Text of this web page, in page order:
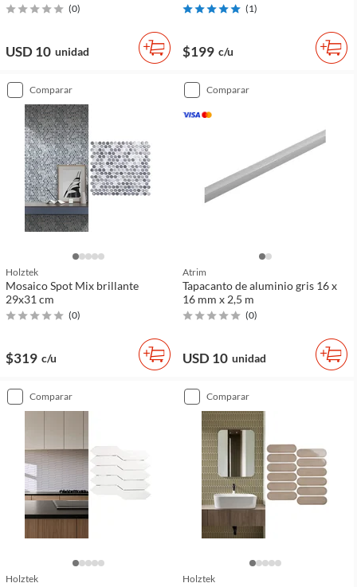
(0)
USD 10 unidad
(1)
$199 c/u
comparar
Holztek
Mosaico Spot Mix brillante
29x31 cm
(0)
$319 c/u
comparar
Atrim
Tapacanto de aluminio gris 16 x
16 mm x 2,5 m
(0)
USD 10 unidad
comparar
Holztek
comparar
Holztek